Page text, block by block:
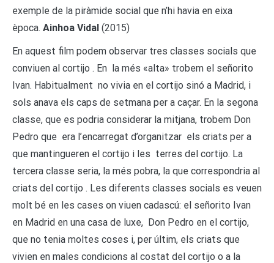
exemple de la piràmide social que n’hi havia en eixa
època. Ainhoa Vidal (2015)
En aquest film podem observar tres classes socials que
conviuen al cortijo . En la més «alta» trobem el señorito
Ivan. Habitualment no vivia en el cortijo sinó a Madrid, i
sols anava els caps de setmana per a caçar. En la segona
classe, que es podria considerar la mitjana, trobem Don
Pedro que era l’encarregat d’organitzar els criats per a
que mantingueren el cortijo i les terres del cortijo. La
tercera classe seria, la més pobra, la que correspondria al
criats del cortijo . Les diferents classes socials es veuen
molt bé en les cases on viuen cadascú: el señorito Ivan
en Madrid en una casa de luxe, Don Pedro en el cortijo,
que no tenia moltes coses i, per últim, els criats que
vivien en males condicions al costat del cortijo o a la